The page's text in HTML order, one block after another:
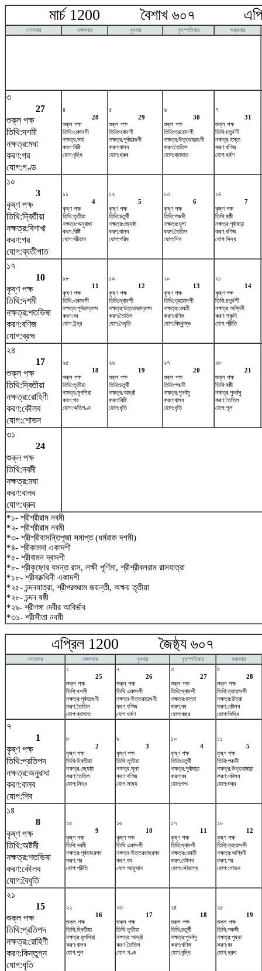
মার্চ 1200 বৈশাখ ৬০৭
সোমবার মঙ্গলবার বুধবার বৃহস্পতিবার শুক্রবার
৩
27
শুক্ল পক্ষ
তিথি:দশমী
নক্ষত্র:মঘা
করণ:গর
যোগ:গণ্ড
৪
28
শুক্ল পক্ষ
তিথি:একাদশী
নক্ষত্র:মঘা
করণ:বিষ্টি
যোগ:বৃদ্ধি
৫
29
শুক্ল পক্ষ
তিথি:দ্বাদশী
নক্ষত্র:পূর্বফাল্গুনী
করণ:বালব
যোগ:ধ্রুব
৬
30
শুক্ল পক্ষ
তিথি:ত্রয়োদশী
নক্ষত্র:উত্তরফাল্গুনী
করণ:তৈতিল
যোগ:ব্যাঘাত
৭
31
শুক্ল পক্ষ
তিথি:চতুর্দশী
নক্ষত্র:হস্তা
করণ:বণিজ
যোগ:হর্ষণ
১০
3
কৃষ্ণ পক্ষ
তিথি:দ্বিতীয়া
নক্ষত্র:বিশাখা
করণ:গর
যোগ:ব্যতীপাত
১১
4
কৃষ্ণ পক্ষ
তিথি:তৃতীয়া
নক্ষত্র:অনুরাধা
করণ:বিষ্টি
যোগ:বরীয়ান
১২
5
কৃষ্ণ পক্ষ
তিথি:চতুর্থী
নক্ষত্র:জ্যেষ্ঠা
করণ:বালব
যোগ:পরিঘ
১৩
6
কৃষ্ণ পক্ষ
তিথি:পঞ্চমী
নক্ষত্র:মূলা
করণ:তৈতিল
যোগ:শিব
১৪
7
কৃষ্ণ পক্ষ
তিথি:ষষ্ঠী
নক্ষত্র:পূর্বাষাঢ়া
করণ:বণিজ
যোগ:সিদ্ধ
১৭
10
কৃষ্ণ পক্ষ
তিথি:দশমী
নক্ষত্র:শতভিষ‌া
করণ:বণিজ
যোগ:ব্রহ্ম
১৮
11
কৃষ্ণ পক্ষ
তিথি:একাদশী
নক্ষত্র:পূর্বভাদ্রপদ
করণ:বব
যোগ:ইন্দ্র
১৯
12
কৃষ্ণ পক্ষ
তিথি:দ্বাদশী
নক্ষত্র:উত্তরভাদ্রপদ
করণ:তৈতিল
যোগ:বৈধৃতি
২০
13
কৃষ্ণ পক্ষ
তিথি:ত্রয়োদশী
নক্ষত্র:রেবতী
করণ:বণিজ
যোগ:বিষ্কুম্ভ
২১
14
কৃষ্ণ পক্ষ
তিথি:চতুর্দশী
নক্ষত্র:অশ্বিনী
করণ:শকুনি
যোগ:প্রীতি
২৪
17
শুক্ল পক্ষ
তিথি:দ্বিতীয়া
নক্ষত্র:রোহিণী
করণ:কৌলব
যোগ:শোভন
২৫
18
শুক্ল পক্ষ
তিথি:তৃতীয়া
নক্ষত্র:মৃগশিরা
করণ:গর
যোগ:অতিগণ্ড
২৬
19
শুক্ল পক্ষ
তিথি:চতুর্থী
নক্ষত্র:আর্দ্রা
করণ:বিষ্টি
যোগ:ধৃতি
২৭
20
শুক্ল পক্ষ
তিথি:পঞ্চমী
নক্ষত্র:পুনর্বসু
করণ:বালব
যোগ:ধৃতি
২৮
21
শুক্ল পক্ষ
তিথি:ষষ্ঠী
নক্ষত্র:পুনর্বসু
করণ:তৈতিল
যোগ:শূল
৩১
24
শুক্ল পক্ষ
তিথি:নবমী
নক্ষত্র:মঘা
করণ:বালব
যোগ:ধ্রুব
*১- শ্রীশ্রীরাম নবমী
*২- শ্রীশ্রীরাম নবমী
*৩- শ্রীশ্রীবাসন্তিপূজা সমাপ্ত (ধর্মরাজ দশমী)
*৪- শ্রীকামদা একাদশী
*৫- শ্রীবামন দ্বাদশী
*৮- শ্রীকৃষ্ণের বসন্ত রাস, লক্ষী পূর্ণিমা, শ্রীশ্রীবলরাম রাসযাত্রা
*১৮- শ্রীবরুথিনী একাদশী
*২৫- চন্দনযাত্রা, শ্রীপরশুরাম জয়ন্তী, অক্ষয় তৃতীয়া
*২৮- চন্দন ষষ্ঠী
*২৯- শ্রীগঙ্গা দেবীর আবির্ভাব
*৩১- শ্রীসীতা নবমী
এপ্রিল 1200 জৈষ্ঠ্য ৬০৭
সোমবার মঙ্গলবার বুধবার বৃহস্পতিবার
শুক্রবার
১
25
শুক্ল পক্ষ
তিথি:দশমী
নক্ষত্র:পূর্বফাল্গুনী
করণ:তৈতিল
যোগ:ব্যাঘাত
২
26
শুক্ল পক্ষ
তিথি:একাদশী
নক্ষত্র:উত্তরফাল্গুনী
করণ:বণিজ
যোগ:হর্ষণ
৩
27
শুক্ল পক্ষ
তিথি:দ্বাদশী
নক্ষত্র:হস্তা
করণ:বব
যোগ:বজ্র
৪
28
শুক্ল পক্ষ
তিথি:ত্রয়োদশী
নক্ষত্র:চিত্রা
করণ:কৌলব
যোগ:সিদ্ধি
৭
1
কৃষ্ণ পক্ষ
তিথি:প্রতিপদ
নক্ষত্র:অনুরাধা
করণ:বালব
যোগ:শিব
৮
2
কৃষ্ণ পক্ষ
তিথি:দ্বিতীয়া
নক্ষত্র:জ্যেষ্ঠা
করণ:তৈতিল
যোগ:সিদ্ধ
৯
3
কৃষ্ণ পক্ষ
তিথি:তৃতীয়া
নক্ষত্র:মূলা
করণ:বণিজ
যোগ:সাধ্য
১০
4
কৃষ্ণ পক্ষ
তিথি:চতুর্থী
নক্ষত্র:পূর্বাষাঢ়া
করণ:বব
যোগ:শুভ
১১
5
কৃষ্ণ পক্ষ
তিথি:পঞ্চমী
নক্ষত্র:উত্তরাষাঢ়া
করণ:কৌলব
যোগ:শুক্র
১৪
8
কৃষ্ণ পক্ষ
তিথি:অষ্টমী
নক্ষত্র:শতভিষ‌া
করণ:কৌলব
যোগ:বৈধৃতি
১৫
9
কৃষ্ণ পক্ষ
তিথি:নবমী
নক্ষত্র:পূর্বভাদ্রপদ
করণ:গর
যোগ:প্রীতি
১৬
10
কৃষ্ণ পক্ষ
তিথি:একাদশী
নক্ষত্র:উত্তরভাদ্রপদ
করণ:বব
যোগ:আয়ুষ্মান
১৭
11
কৃষ্ণ পক্ষ
তিথি:দ্বাদশী
নক্ষত্র:রেবতী
করণ:কৌলব
যোগ:সৌভাগ্য
১৮
12
কৃষ্ণ পক্ষ
তিথি:ত্রয়োদশী
নক্ষত্র:অশ্বিনী
করণ:গর
যোগ:শোভন
২১
15
শুক্ল পক্ষ
তিথি:প্রতিপদ
নক্ষত্র:রোহিণী
করণ:কিন্তুগ্ন
যোগ:ধৃতি
২২
16
শুক্ল পক্ষ
তিথি:দ্বিতীয়া
নক্ষত্র:মৃগশিরা
করণ:বালব
যোগ:শূল
২৩
17
শুক্ল পক্ষ
তিথি:তৃতীয়া
নক্ষত্র:আর্দ্রা
করণ:তৈতিল
যোগ:গণ্ড
২৪
18
শুক্ল পক্ষ
তিথি:চতুর্থী
নক্ষত্র:পুনর্বসু
করণ:বণিজ
যোগ:বৃদ্ধি
২৫
19
শুক্ল পক্ষ
তিথি:পঞ্চমী
নক্ষত্র:পুষ্যা
করণ:বব
যোগ:ধ্রুব